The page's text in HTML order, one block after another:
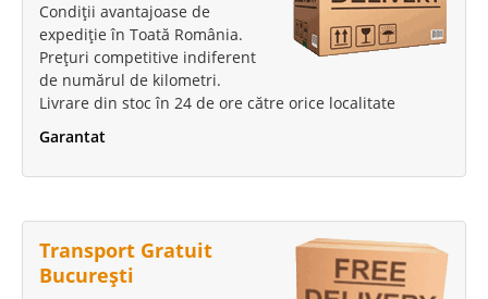
Condiții avantajoase de
expediție în Toată România.
Prețuri competitive indiferent
de numărul de kilometri.
Livrare din stoc în 24 de ore către orice localitate
Garantat
Transport Gratuit
București